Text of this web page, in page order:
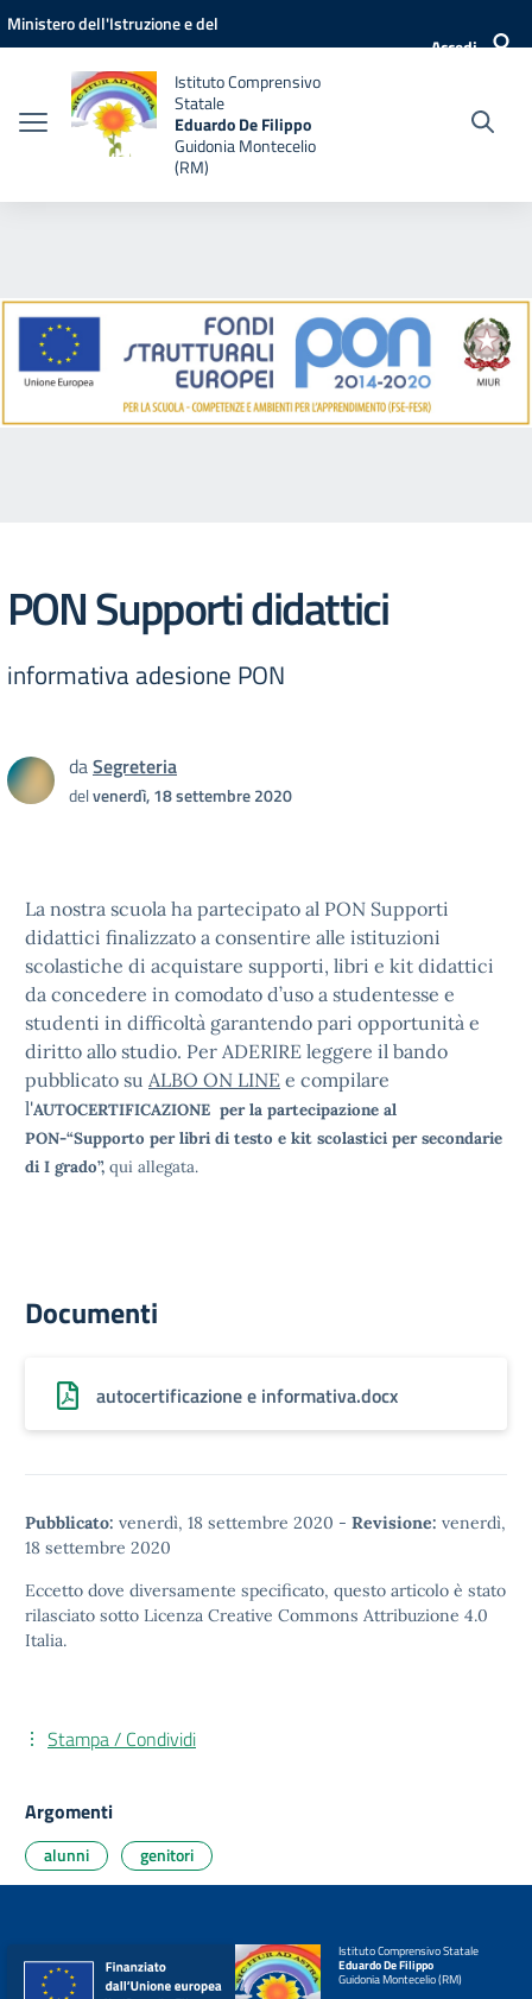
Vai ai contenuti
Vai al menu di navigazione
Vai al footer
Ministero dell'Istruzione e del
Accedi
Istituto Comprensivo
Statale
Eduardo De Filippo
Guidonia Montecelio
(RM)
PON Supporti didattici
informativa adesione PON
daSegreteria
delvenerdì, 18 settembre 2020
La nostra scuola ha partecipato al PON Supporti
didattici finalizzato a consentire alle istituzioni
scolastiche di acquistare supporti, libri e kit didattici
da concedere in comodato d’uso a studentesse e
studenti in difficoltà garantendo pari opportunità e
diritto allo studio. Per ADERIRE leggere il bando
pubblicato su ALBO ON LINE e compilare
l'AUTOCERTIFICAZIONE per la partecipazione al
PON-“Supporto per libri di testo e kit scolastici per secondarie
di I grado”, qui allegata.
Documenti
autocertificazione e informativa.docx
Pubblicato: venerdì, 18 settembre 2020 - Revisione: venerdì,
18 settembre 2020
Eccetto dove diversamente specificato, questo articolo è stato
rilasciato sotto Licenza Creative Commons Attribuzione 4.0
Italia.
Stampa / Condividi
Argomenti
alunni genitori
Istituto Comprensivo Statale
Eduardo De Filippo
Guidonia Montecelio (RM)